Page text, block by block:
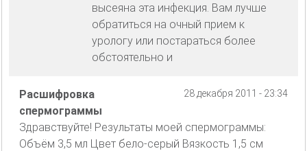
высеяна эта инфекция. Вам лучше
обратиться на очный прием к
урологу или постараться более
обстоятельно и
28 декабря 2011 - 23:34
Расшифровка
спермограммы
Здравствуйте! Результаты моей спермограммы:
Объём 3,5 мл Цвет бело-серый Вязкость 1,5 см